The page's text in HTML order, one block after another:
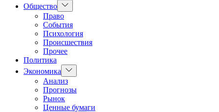
Общество Показать
подменю
Право
События
Психология
Происшествия
Прочее
Политика
Экономика
Показать
подменю
Анализ
Прогнозы
Рынок
Ценные бумаги